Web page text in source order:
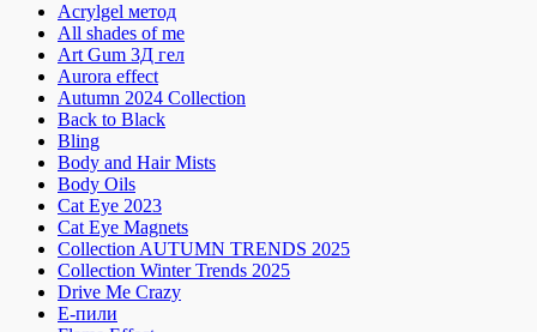
Acrylgel метод
All shades of me
Art Gum 3Д гел
Aurora effect
Autumn 2024 Collection
Back to Black
Bling
Body and Hair Mists
Body Oils
Cat Eye 2023
Cat Eye Magnets
Collection AUTUMN TRENDS 2025
Collection Winter Trends 2025
Drive Me Crazy
E-пили